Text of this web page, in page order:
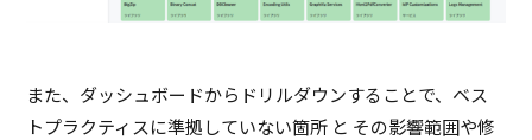
また、ダッシュボードからドリルダウンすることで、ベス
トプラクティスに準拠していない箇所 と その影響範囲や修